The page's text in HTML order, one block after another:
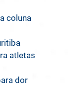
coluna
atletas
dor